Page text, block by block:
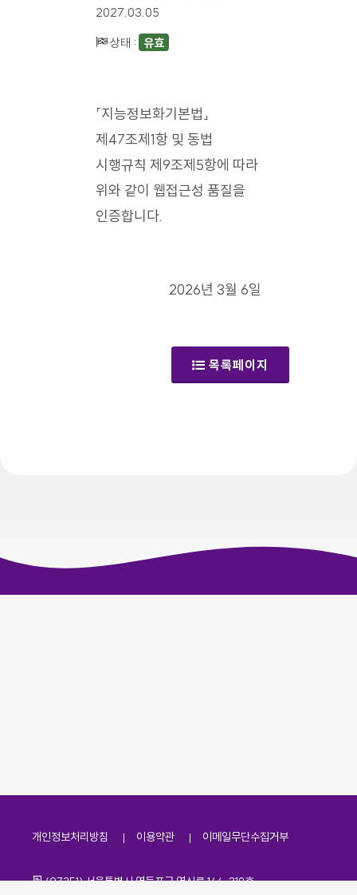
2027.03.05
상태 : 유효
「지능정보화기본법」
제47조제1항 및 동법
시행규칙 제9조제5항에 따라
위와 같이 웹접근성 품질을
인증합니다.
2026년 3월 6일
목록페이지
개인정보처리방침 이용약관 이메일무단수집거부
주소
(07251) 서울특별시 영등포구 영신로 166, 319호